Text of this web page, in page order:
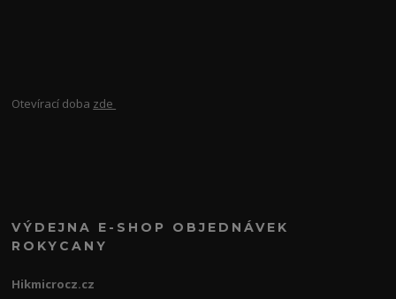
Otevírací doba zde
VÝDEJNA E-SHOP OBJEDNÁVEK
ROKYCANY
Hikmicrocz.cz